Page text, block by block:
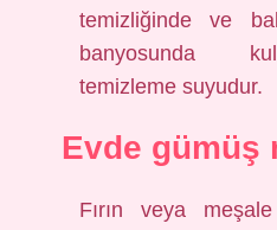
temizliğinde ve
banyosunda
temizleme suyudur.
Evde gümüş
Fırın veya